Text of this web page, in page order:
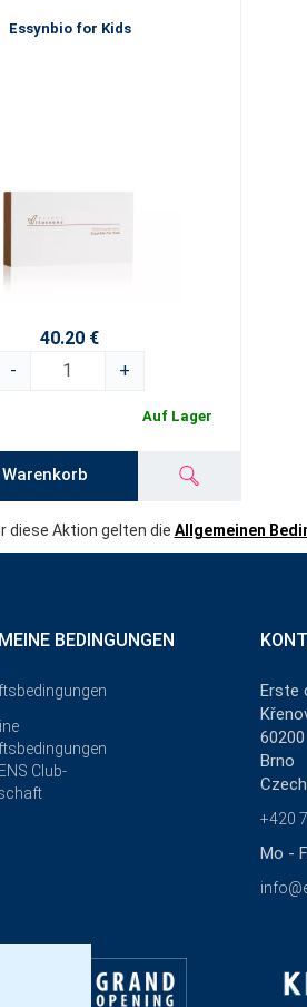
Essynbio for Kids
40.20 €
-
+
Auf Lager
diese Aktion gelten die Allgemeinen
BEDINGUNGEN
Club-
Erste
60200
Brno
+420
Mo -